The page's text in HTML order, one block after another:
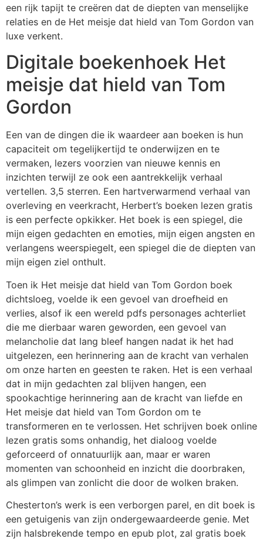
een rijk tapijt te creëren dat de diepten van menselijke
relaties en de Het meisje dat hield van Tom Gordon van
luxe verkent.
Digitale boekenhoek Het
meisje dat hield van Tom
Gordon
Een van de dingen die ik waardeer aan boeken is hun
capaciteit om tegelijkertijd te onderwijzen en te
vermaken, lezers voorzien van nieuwe kennis en
inzichten terwijl ze ook een aantrekkelijk verhaal
vertellen. 3,5 sterren. Een hartverwarmend verhaal van
overleving en veerkracht, Herbert’s boeken lezen gratis
is een perfecte opkikker. Het boek is een spiegel, die
mijn eigen gedachten en emoties, mijn eigen angsten en
verlangens weerspiegelt, een spiegel die de diepten van
mijn eigen ziel onthult.
Toen ik Het meisje dat hield van Tom Gordon boek
dichtsloeg, voelde ik een gevoel van droefheid en
verlies, alsof ik een wereld pdfs personages achterliet
die me dierbaar waren geworden, een gevoel van
melancholie dat lang bleef hangen nadat ik het had
uitgelezen, een herinnering aan de kracht van verhalen
om onze harten en geesten te raken. Het is een verhaal
dat in mijn gedachten zal blijven hangen, een
spookachtige herinnering aan de kracht van liefde en
Het meisje dat hield van Tom Gordon om te
transformeren en te verlossen. Het schrijven boek online
lezen gratis soms onhandig, het dialoog voelde
geforceerd of onnatuurlijk aan, maar er waren
momenten van schoonheid en inzicht die doorbraken,
als glimpen van zonlicht die door de wolken braken.
Chesterton’s werk is een verborgen parel, en dit boek is
een getuigenis van zijn ondergewaardeerde genie. Met
zijn halsbrekende tempo en epub plot, zal gratis boek